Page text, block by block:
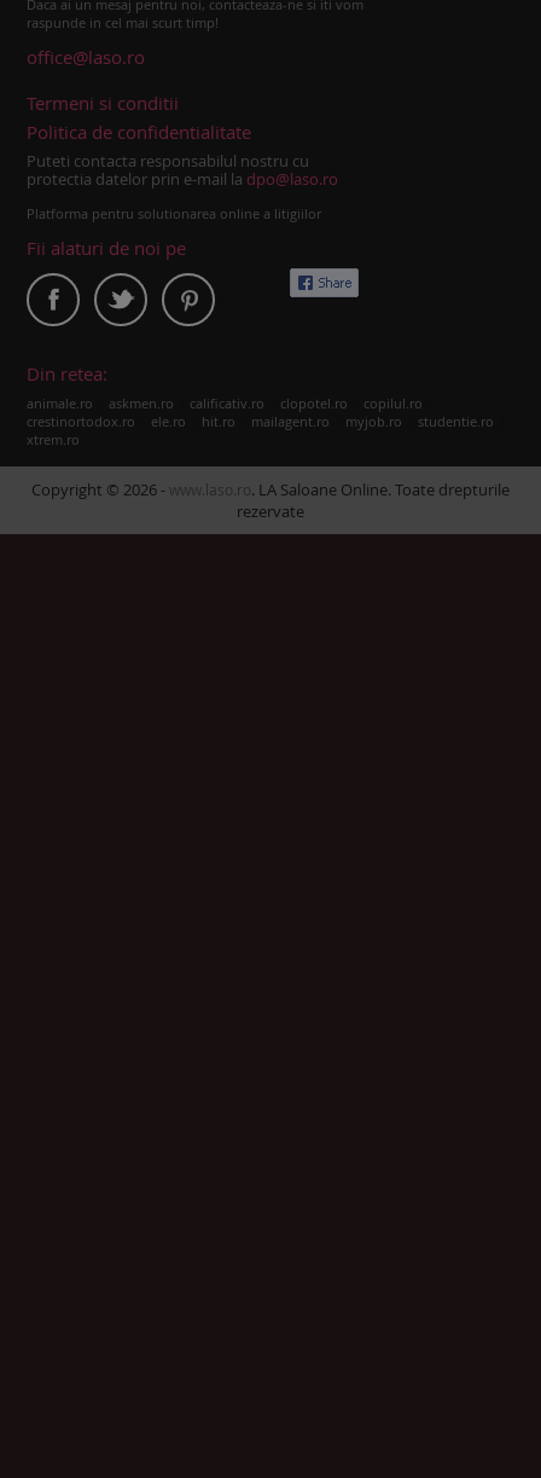
Daca ai un mesaj pentru noi, contacteaza-ne si iti vom
raspunde in cel mai scurt timp!
office@laso.ro
Termeni si conditii
Politica de confidentialitate
Puteti contacta responsabilul nostru cu
protectia datelor prin e-mail la dpo@laso.ro
Platforma pentru solutionarea online a litigiilor
Fii alaturi de noi pe
Din retea:
animale.ro askmen.ro calificativ.ro clopotel.ro copilul.ro
crestinortodox.ro ele.ro hit.ro mailagent.ro myjob.ro studentie.ro
xtrem.ro
Copyright © 2026 - www.laso.ro. LA Saloane Online. Toate drepturile
rezervate